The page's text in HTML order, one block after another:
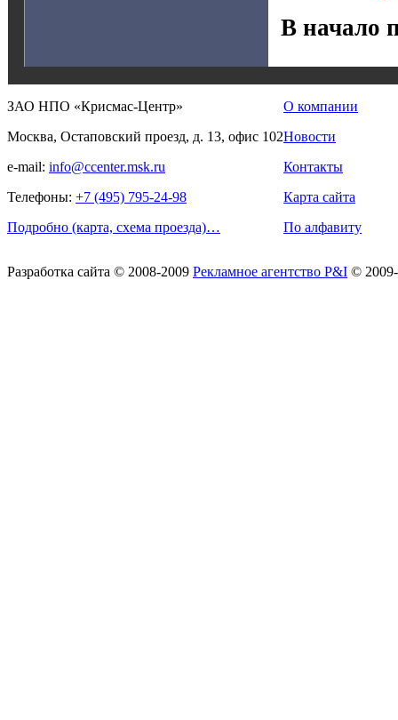
В начало
ЗАО НПО «Крисмас-Центр»
Москва, Остаповский проезд, д. 13, офис 102
e-mail: info@ccenter.msk.ru
Телефоны: +7 (495) 795-24-98
Подробно (карта, схема проезда)…
О компании
Новости
Контакты
Карта сайта
По алфавиту
Разработка сайта © 2008-2009 Рекламное агентство P&I ©